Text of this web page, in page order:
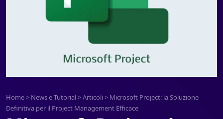
Home> News e Tutorial>Articoli> Microsoft Project: la Soluzione
Definitiva per il Project Management Efficace